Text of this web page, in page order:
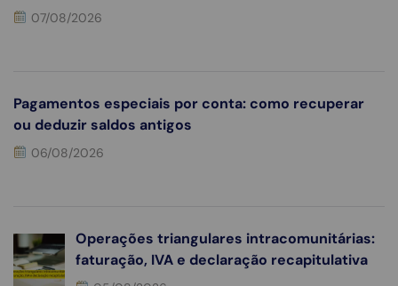
07/08/2026
Pagamentos especiais por conta: como recuperar
ou deduzir saldos antigos
06/08/2026
Operações triangulares intracomunitárias:
faturação, IVA e declaração recapitulativa